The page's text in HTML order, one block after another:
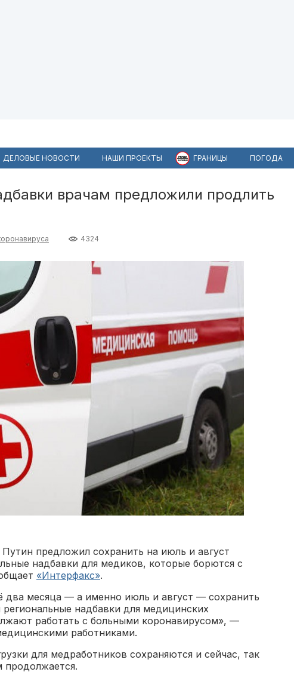
ДЕЛОВЫЕ НОВОСТИ НАШИ ПРОЕКТЫ ГРАНИЦЫ ПОГОДА
врачам предложили продлить
4324
предложил сохранить на июль и август
надбавки для медиков, которые борются с
«Интерфакс».
месяца — а именно июль и август — сохранить
надбавки для медицинских
работать с больными коронавирусом», —
работниками.
для медработников сохраняются и сейчас, так
продолжается.